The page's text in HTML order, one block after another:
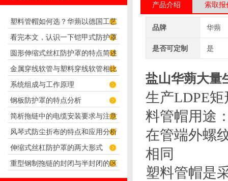
塑料管帽如何选？华蒴以德国工艺
打造管道“精密封口”
看完本文，认识一下铠甲式防护罩
的特点
圆形伸缩式丝杠防护罩的特点简述
金属穿线软管与塑料穿线软管相比
谁应用更广泛？
系统组成与工作原理
钢板防护罩的特点分析
简析拖链中的电缆安装要求与注意
事项
风琴式防尘折布的特点和应用分析
伸缩式丝杠防护罩的两大形式
重型钢制拖链的封闭与半封闭的区
产品介绍 索取报
品牌 华蒴
是否可定制 是
盐山华蒴大量
生产LDPE
料管帽用途
在管端外螺
相同
塑料管帽是